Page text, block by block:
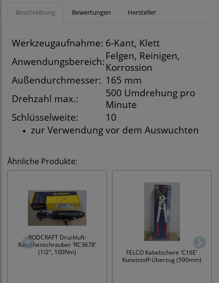
Beschreibung Bewertungen Hersteller
Werkzeugaufnahme: 6-Kant, Klett
Anwendungsbereich: Felgen, Reinigen,
Korrossion
Außendurchmesser: 165 mm
Drehzahl max.:
500 Umdrehung pro
Minute
Schlüsselweite:
10
zur Verwendung vor dem Auswuchten
Ähnliche Produkte:
RODCRAFT Druckluft-
Ratschenschrauber 'RC3678'
(1/2", 100Nm)
FELCO Kabelschere 'C16E'
Kunststoff-Überzug (590mm)